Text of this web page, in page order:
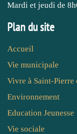
Mardi et jeudi de
Plan du site
Accueil
Vie municipale
Vivre à Saint-Pierre
Environnement
Education Jeunesse
Vie sociale